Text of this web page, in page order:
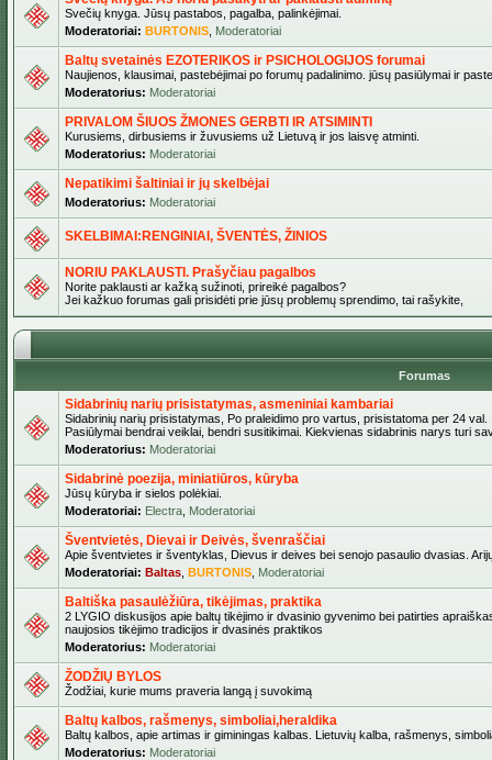
Svečių knyga. Jūsų pastabos, pagalba, palinkėjimai.
Moderatoriai: BURTONIS Moderatoriai
Baltų svetainės EZOTERIKOS ir PSICHOLOGIJOS forumai
Naujienos, klausimai, pastebėjimai po forumų padalinimo. jūsų pasiūlymai ir
Moderatorius: Moderatoriai
PRIVALOM ŠIUOS ŽMONES GERBTI IR ATSIMINTI
Kurusiems, dirbusiems ir žuvusiems už Lietuvą ir jos laisvę atminti.
Moderatorius: Moderatoriai
Nepatikimi šaltiniai ir jų skelbėjai
Moderatorius: Moderatoriai
SKELBIMAI:RENGINIAI, ŠVENTĖS, ŽINIOS
NORIU PAKLAUSTI. Prašyčiau pagalbos
Norite paklausti ar kažką sužinoti, prireikė pagalbos?
Jei kažkuo forumas gali prisidėti prie jūsų problemų sprendimo, tai rašykite,
Forumas
Sidabrinių narių prisistatymas, asmeniniai kambariai
Sidabrinių narių prisistatymas, Po praleidimo pro vartus, prisistatoma per 24 val.
Pasiūlymai bendrai veiklai, bendri susitikimai. Kiekvienas sidabrinis narys turi
Moderatorius: Moderatoriai
Sidabrinė poezija, miniatiūros, kūryba
Jūsų kūryba ir sielos polėkiai.
Moderatoriai: Electra Moderatoriai
Šventvietės, Dievai ir Deivės, švenraščiai
Apie šventvietes ir šventyklas, Dievus ir deives bei senojo pasaulio dvasias.
Moderatoriai: Baltas BURTONIS Moderatoriai
Baltiška pasaulėžiūra, tikėjimas, praktika
2 LYGIO diskusijos apie baltų tikėjimo ir dvasinio gyvenimo bei patirties
naujosios tikėjimo tradicijos ir dvasinės praktikos
Moderatorius: Moderatoriai
ŽODŽIŲ BYLOS
Žodžiai, kurie mums praveria langą į suvokimą
Baltų kalbos, rašmenys, simboliai,heraldika
Baltų kalbos, apie artimas ir giminingas kalbas. Lietuvių kalba, rašmenys,
Moderatorius: Moderatoriai